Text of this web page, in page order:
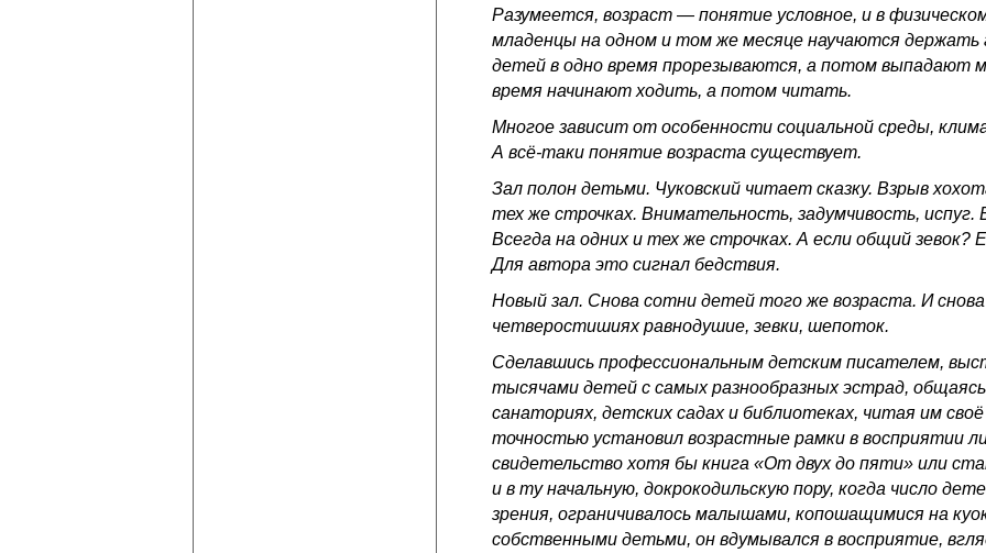
Разумеется, возраст — понятие условное, и в
младенцы на одном и том же месяце научаются держать
детей в одно время прорезываются, а потом выпадают
время начинают ходить, а потом читать.
Многое зависит от особенности социальной среды,
А всё-таки понятие возраста существует.
Зал полон детьми. Чуковский читает сказку. Взрыв
тех же строчках. Внимательность, задумчивость,
Всегда на одних и тех же строчках. А если общий
Для автора это сигнал бедствия.
Новый зал. Снова сотни детей того же возраста. И
четверостишиях равнодушие, зевки, шепоток.
Сделавшись профессиональным детским писателем,
тысячами детей с самых разнообразных эстрад,
санаториях, детских садах и библиотеках, читая им
точностью установил возрастные рамки в восприятии
свидетельство хотя бы книга «От двух до пяти» или
и в ту начальную, докрокодильскую пору, когда число
зрения, ограничивалось малышами, копошащимися на
собственными детьми, он вдумывался в восприятие,